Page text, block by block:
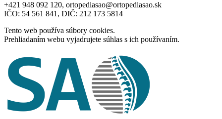
+421 948 092 120, ortopediasao@ortopediasao.sk
IČO: 54 561 841, DIČ: 212 173 5814
Tento web používa súbory cookies.
Prehliadaním webu vyjadrujete súhlas s ich používaním.